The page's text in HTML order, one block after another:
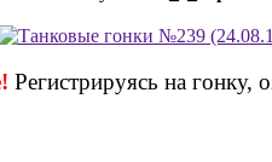
Регистрируясь на гонку,